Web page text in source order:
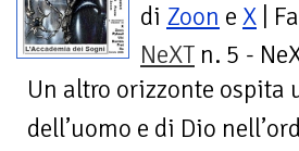
di Zoon e X |
NeXT n. 5 -
Un altro orizzonte
dell’uomo e di Dio